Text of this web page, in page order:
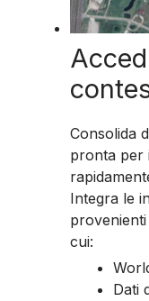
Consolida
pronta per
Integra le
cui:
Dati